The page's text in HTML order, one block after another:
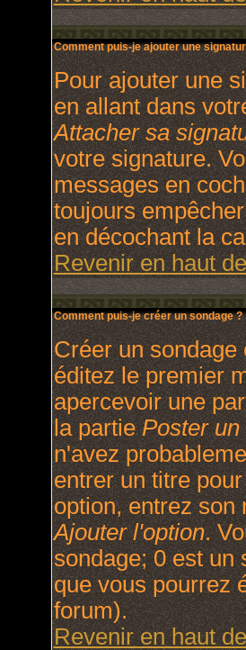
Comment puis-je ajouter une
Pour ajouter une
en allant dans
Attacher sa
votre signature.
messages en
toujours
en décochant la
Revenir en haut
Comment puis-je créer un sondage ?
Créer un sondage
éditez le premier
apercevoir une
la partiePoster
n'avez
entrer un titre
option, entrez son
Ajouter l'option.
sondage; 0 est un
que vous pourrez
forum).
Revenir en haut